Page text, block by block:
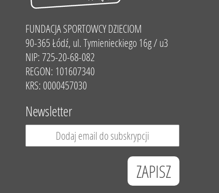
FUNDACJA SPORTOWCY DZIECIOM
90-365 Łódź, ul. Tymienieckiego 16g / u3
NIP: 725-20-68-082
REGON: 101607340
KRS: 0000457030
Newsletter